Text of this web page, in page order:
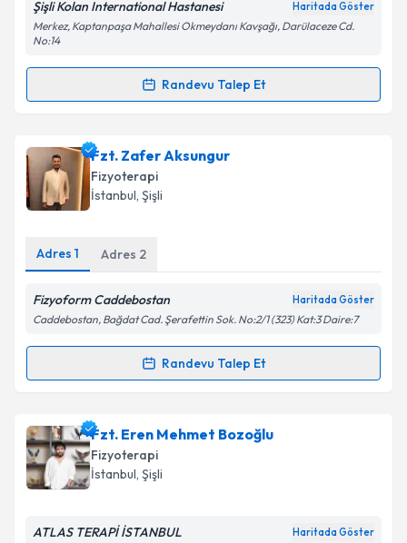
Kişisel verilerimin işlenmesine ilişkin
Aydınlatma
Metni'ni okudum ve kişisel verilerimin belirtilen
Takvim Talebini Gönder
Şişli Kolan International Hastanesi Haritada Göster
Merkez, Kaptanpaşa Mahallesi Okmeydanı Kavşağı, Darülaceze Cd.
No:14
Randevu Talep Et
Randevu Takvimi Talebi
Doç. Dr. Selda Korkmaziçin randevu takvimi talebi
oluşturun. Size bu uzmandan randevu almanız için bir
takvim hazırlandığında e-posta ile bilgilendireceğiz.
Kişisel verilerimin işlenmesine ilişkinAydınlatma
kapsamda işlenmesini kabul ediyorum.
Fzt. Zafer Aksungur
Fizyoterapi
İstanbul, Şişli
Adres 1 Adres 2
Fizyoform Caddebostan Haritada Göster
Caddebostan, Bağdat Cad. Şerafettin Sok. No:2/1 (323) Kat:3 Daire:7
Randevu Talep Et
Randevu Takvimi Talebi
Fzt. Zafer Aksunguriçin randevu takvimi talebi
oluşturun. Size bu uzmandan randevu almanız için bir
takvim hazırlandığında e-posta ile bilgilendireceğiz.
Fzt. Eren Mehmet Bozoğlu
Fizyoterapi
İstanbul, Şişli
ATLAS TERAPİ İSTANBUL Haritada Göster